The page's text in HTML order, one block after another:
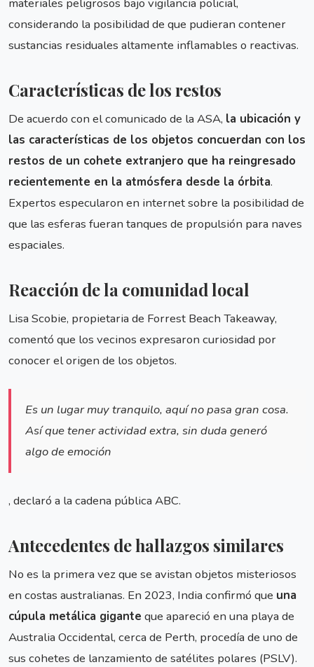
considerando la posibilidad de que pudieran contener
sustancias residuales altamente inflamables o reactivas.
Características de los restos
De acuerdo con el comunicado de la ASA, la ubicación y
las características de los objetos concuerdan con los
restos de un cohete extranjero que ha reingresado
recientemente en la atmósfera desde la órbita.
Expertos especularon en internet sobre la posibilidad de
que las esferas fueran tanques de propulsión para naves
espaciales.
Reacción de la comunidad local
Lisa Scobie, propietaria de Forrest Beach Takeaway,
comentó que los vecinos expresaron curiosidad por
conocer el origen de los objetos.
Es un lugar muy tranquilo, aquí no pasa gran cosa.
Así que tener actividad extra, sin duda generó
algo de emoción
, declaró a la cadena pública ABC.
Antecedentes de hallazgos similares
No es la primera vez que se avistan objetos misteriosos
en costas australianas. En 2023, India confirmó que una
cúpula metálica gigante que apareció en una playa de
Australia Occidental, cerca de Perth, procedía de uno de
sus cohetes de lanzamiento de satélites polares (PSLV).